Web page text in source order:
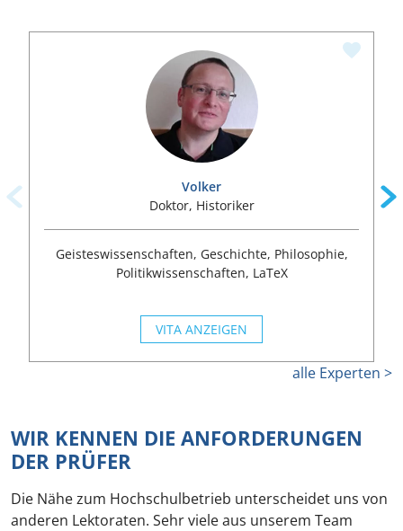
Volker
Doktor, Historiker
Geisteswissenschaften, Geschichte, Philosophie,
Politikwissenschaften, LaTeX
VITA ANZEIGEN
alle Experten >
WIR KENNEN DIE ANFORDERUNGEN
DER PRÜFER
Die Nähe zum Hochschulbetrieb unterscheidet uns von
anderen Lektoraten. Sehr viele aus unserem Team